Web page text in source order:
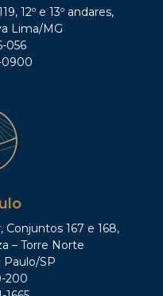
12º e 13º andares,
Lima/MG
056
0900
Conjuntos 167 e 168,
– Torre Norte
Paulo/SP
200